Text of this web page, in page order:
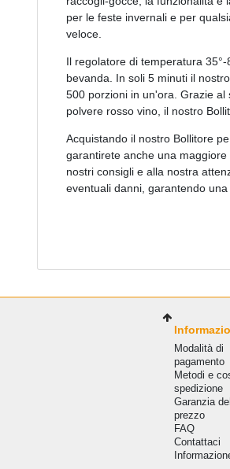
per le feste invernali e per
veloce.
Il regolatore di temperatura
bevanda. In soli 5 minuti il
500 porzioni in un'ora. Grazie
polvere rosso vino, il nostro
Acquistando il nostro Bollitore
garantirete anche una
nostri consigli e alla nostra
eventuali danni, garantendo
Modalità di
pagamento
Metodi e
spedizione
Garanzia
prezzo
FAQ
Сontattaci